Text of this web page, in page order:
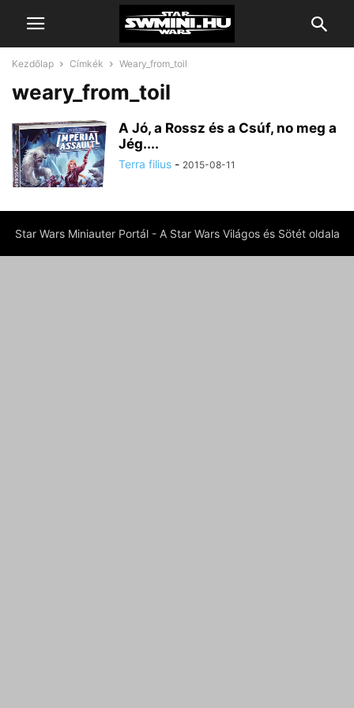
Kezdőlap Címkék Weary_from_toil
weary_from_toil
A Jó, a Rossz és a Csúf, no meg a
Jég....
Terra filius - 2015-08-11
Star Wars Miniauter Portál - A Star Wars Világos és Sötét oldala